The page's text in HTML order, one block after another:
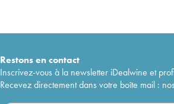
Restons encontact
Inscrivez-vous à la newsletter iDealwine et
Recevez directement dans votre boîte mail :